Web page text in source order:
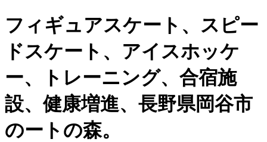
フィギュアスケート、スピー
ドスケート、アイスホッケ
ー、トレーニング、合宿施
設、健康増進、長野県岡谷市
のートの森。